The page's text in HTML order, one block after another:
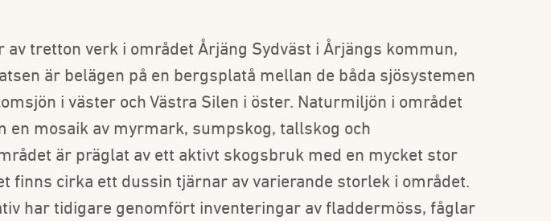
av tretton verk i området Årjäng Sydväst i Årjängs kommun,
är belägen på en bergsplatå mellan de båda sjösystemen
i väster och Västra Silen i öster. Naturmiljön i området
en mosaik av myrmark, sumpskog, tallskog och
är präglat av ett aktivt skogsbruk med en mycket stor
finns cirka ett dussin tjärnar av varierande storlek i området.
har tidigare genomfört inventeringar av fladdermöss, fåglar